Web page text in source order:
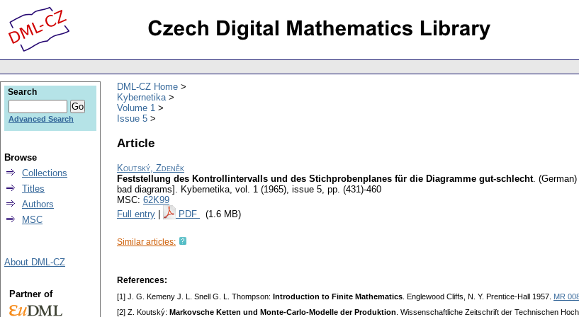
DML-CZ Home
Kybernetika
Volume 1
Issue 5
Article
Koutský, Zdeněk
Feststellung des Kontrollintervalls und des Stichprobenplanes für die Diagramme gut-schlecht.
bad diagrams]. Kybernetika, vol. 1 (1965), issue 5, pp. (431)-460
MSC: 62K99
Full entry
PDF (1.6 MB)
Similar articles:
References:
[1] J. G. Kemeny J. L. Snell G. L. Thompson: Introduction to Finite Mathematics . Englewood Cliffs, N. Y. Prentice-Hall 1957. MR
[2] Z. Koutský: Markovsche Ketten und Monte-Carlo-Modelle der Produktion . Wissenschaftliche Zeitschrift der Technischen
Search
Advanced Search
Browse
Collections
Titles
Authors
MSC
About DML-CZ
Partner of